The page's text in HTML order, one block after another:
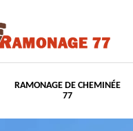
RAMONAGE DE CHEMINÉE
77